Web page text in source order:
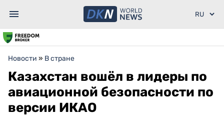
Новости » В стране
Казахстан вошёл в лидеры по
авиационной безопасности по
версии ИКАО